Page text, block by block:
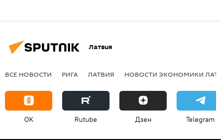
Латвия
ВСЕ НОВОСТИ РИГА ЛАТВИЯ НОВОСТИ ЭКОНОМИКИ
OK Rutube Дзен Telegram